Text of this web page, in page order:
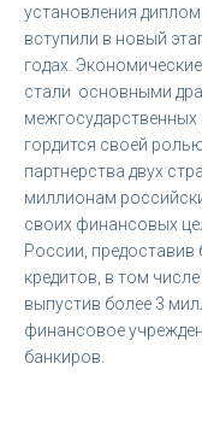
установления
вступили в новый
годах.
стали основными
гордится своей
партнерства двух
миллионам
своих финансовых
России, предоставив
кредитов, в том
выпустив более 3
финансовое
банкиров.